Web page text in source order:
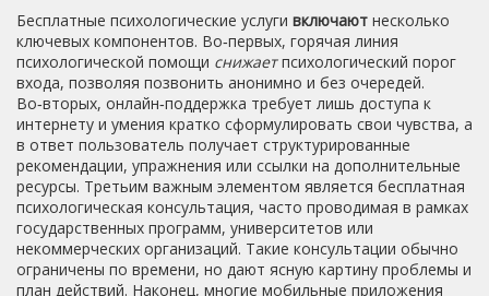
Бесплатные психологические услуги включают несколько
ключевых компонентов. Во‑первых, горячая линия
психологической помощи снижаетпсихологический порог
входа, позволяя позвонить анонимно и без очередей.
Во‑вторых, онлайн‑поддержка требует лишь доступа к
интернету и умения кратко сформулировать свои чувства, а
в ответ пользователь получает структурированные
рекомендации, упражнения или ссылки на дополнительные
ресурсы. Третьим важным элементом является бесплатная
психологическая консультация, часто проводимая в рамках
государственных программ, университетов или
некоммерческих организаций. Такие консультации обычно
ограничены по времени, но дают ясную картину проблемы и
план действий. Наконец, многие мобильные приложения